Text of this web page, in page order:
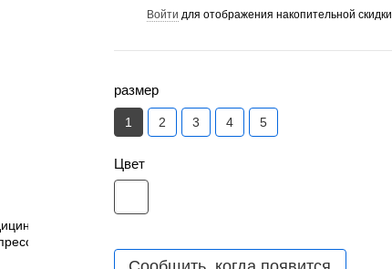
Войти для отображения накопительной скидки
размер
1 2 3 4 5
Цвет